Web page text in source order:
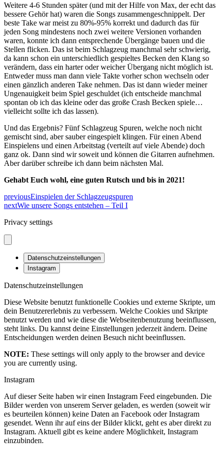
Weitere 4-6 Stunden später (und mit der Hilfe von Max, der echt das
bessere Gehör hat) waren die Songs zusammengeschnippelt. Der
beste Take war meist zu 80%-95% korrekt und dadurch das für
jeden Song mindestens noch zwei weitere Versionen vorhanden
waren, konnte ich dann entsprechende Übergänge bauen und die
Stellen flicken. Das ist beim Schlagzeug manchmal sehr schwierig,
da kann schon ein unterschiedlich gespieltes Becken den Klang so
verändern, dass ein harter oder weicher Übergang nicht möglich ist.
Entweder muss man dann viele Takte vorher schon wechseln oder
einen gänzlich anderen Take nehmen. Das ist dann wieder meiner
Ungenauigkeit beim Spiel geschuldet (ich entscheide manchmal
spontan ob ich das kleine oder das große Crash Becken spiele…
vielleicht sollte ich das lassen).
Und das Ergebnis? Fünf Schlagzeug Spuren, welche noch nicht
gemischt sind, aber sauber eingespielt klingen. Für einen Abend
Einspielens und einen Arbeitstag (verteilt auf viele Abende) doch
ganz ok. Dann sind wir soweit und können die Gitarren aufnehmen.
Aber darüber schreibe ich dann beim nächsten Mal.
Gehabt Euch wohl, eine guten Rutsch und bis in 2021!
previousEinspielen der Schlagzeugspuren
nextWie unsere Songs entstehen – Teil I
Privacy settings
Datenschutzeinstellungen
Instagram
Datenschutzeinstellungen
Diese Website benutzt funktionelle Cookies und externe Skripte, um
dein Benutzererlebnis zu verbessern. Welche Cookies und Skripte
benutzt werden und wie diese die Webseitenbenutzung beeinflussen,
steht links. Du kannst deine Einstellungen jederzeit ändern. Deine
Entscheidungen werden deinen Besuch nicht beeinflussen.
NOTE: These settings will only apply to the browser and device
you are currently using.
Instagram
Auf dieser Seite haben wir einen Instagram Feed eingebunden. Die
Bilder werden von unserem Server geladen, es werden (soweit wir
es beurteilen können) keine Daten an Facebook oder Instagram
gesendet. Wenn ihr auf eins der Bilder klickt, geht es aber direkt zu
Instagram. Aktuell gibt es keine andere Möglichkeit, Instagram
einzubinden.